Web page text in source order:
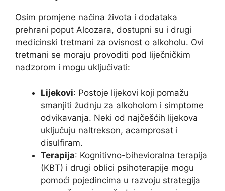
Osim promjene načina života i dodataka
prehrani poput Alcozara, dostupni su i drugi
medicinski tretmani za ovisnost o alkoholu. Ovi
tretmani se moraju provoditi pod liječničkim
nadzorom i mogu uključivati:
Lijekovi: Postoje lijekovi koji pomažu
smanjiti žudnju za alkoholom i simptome
odvikavanja. Neki od najčešćih lijekova
uključuju naltrekson, acamprosat i
disulfiram.
Terapija: Kognitivno-bihevioralna terapija
(KBT) i drugi oblici psihoterapije mogu
pomoći pojedincima u razvoju strategija